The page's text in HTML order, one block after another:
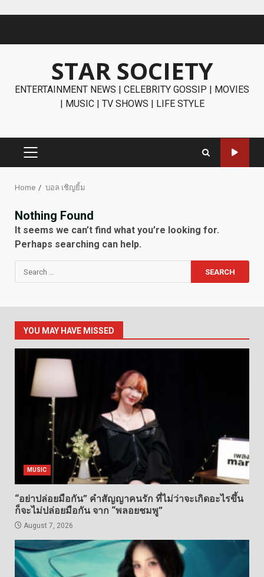
STAR SOCIETY
ENTERTAINMENT NEWS | CELEBRITY GOSSIP | MOVIES
| MUSIC | TV SHOWS | LIFE STYLE
PRIMARY
Home บอล เชิญยิ้ม
Nothing Found
It seems we can’t find what you’re looking for.
Perhaps searching can help.
Search
for:
YOU MAY HAVE MISSED
MUSIC
“อย่าปล่อยมือกัน” คำสัญญาคนรัก ที่ไม่ว่าจะเกิดอะไรขึ้น
ก็จะไม่ปล่อยมือกัน จาก “พลอยชมพู”
August 7, 2026